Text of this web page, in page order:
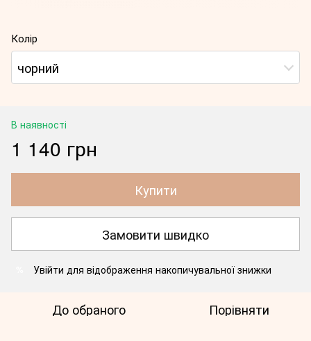
Колір
чорний
В наявності
1 140 грн
Купити
Замовити швидко
Увійти для відображення накопичувальної знижки
До обраного Порівняти